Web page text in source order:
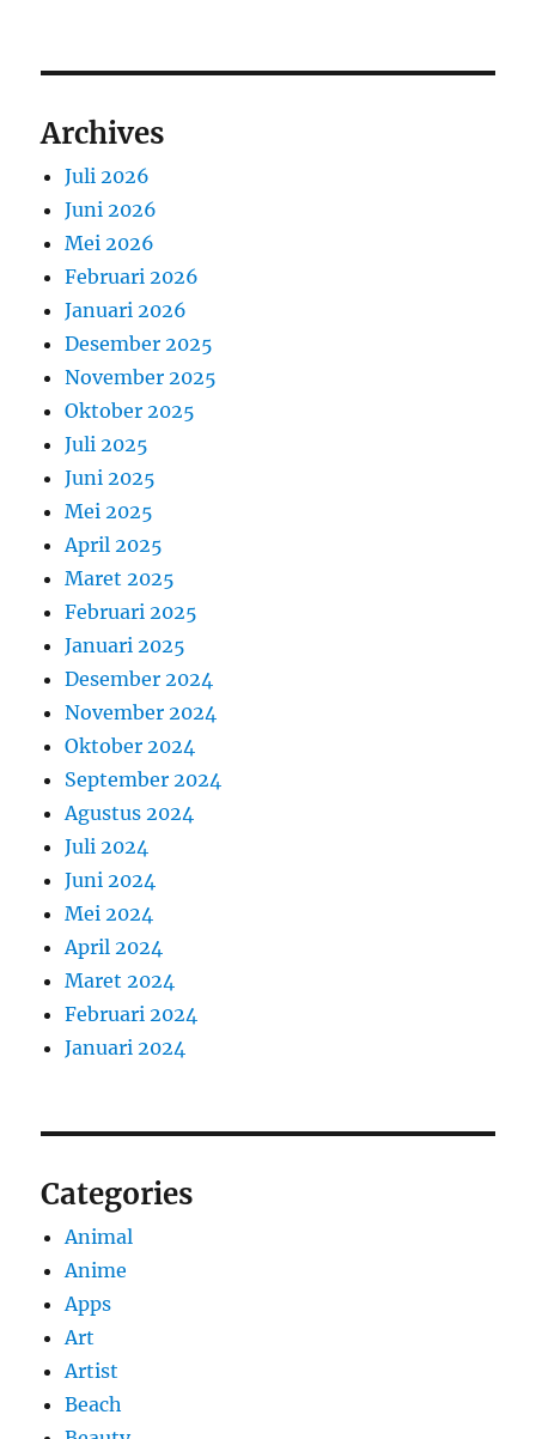
Archives
Juli 2026
Juni 2026
Mei 2026
Februari 2026
Januari 2026
Desember 2025
November 2025
Oktober 2025
Juli 2025
Juni 2025
Mei 2025
April 2025
Maret 2025
Februari 2025
Januari 2025
Desember 2024
November 2024
Oktober 2024
September 2024
Agustus 2024
Juli 2024
Juni 2024
Mei 2024
April 2024
Maret 2024
Februari 2024
Januari 2024
Categories
Animal
Anime
Apps
Art
Artist
Beach